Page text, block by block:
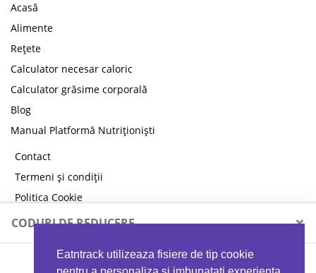
Eatntrack utilizeaza fisiere de tip cookie
Acasă
Alimente
Rețete
Calculator necesar caloric
Calculator grăsime corporală
Blog
Manual Platformă Nutriționiști
Contact
Termeni și condiții
Politica Cookie
Politica de confidențialitate
CODURI DE REDUCERE ×